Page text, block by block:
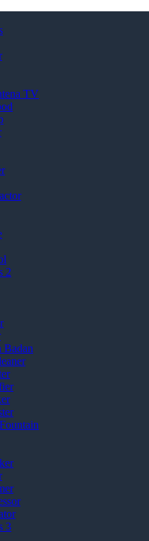
TV
2
Badan
3